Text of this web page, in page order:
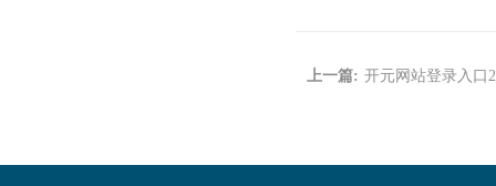
上一篇: 开元网站登录入口